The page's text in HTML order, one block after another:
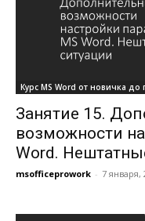
Курс MS Word от новичка до
Занятие 15.
возможности
Word.
msofficeprowork - 7 января,